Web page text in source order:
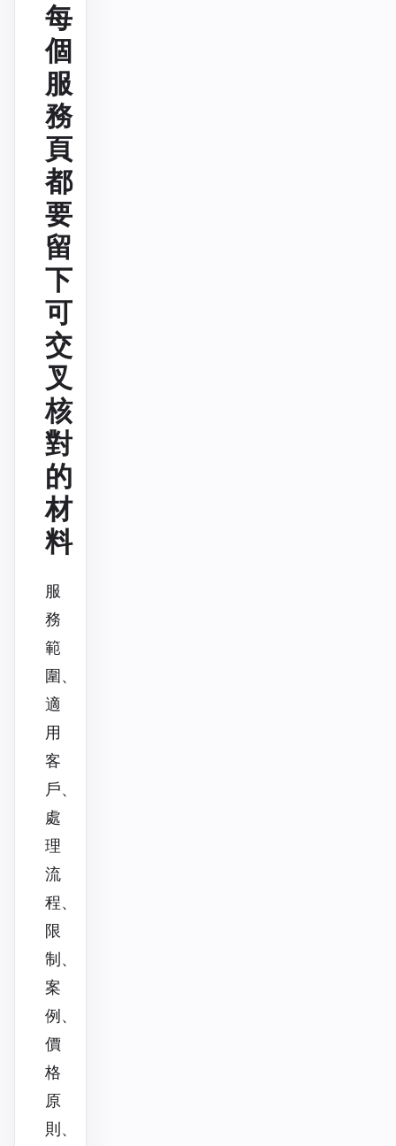
每
個
服
務
頁
都
要
留
下
可
交
叉
核
對
的
材
料
服
務
範
圍、
適
用
客
戶、
處
理
流
程、
限
制、
案
例、
價
格
原
則、